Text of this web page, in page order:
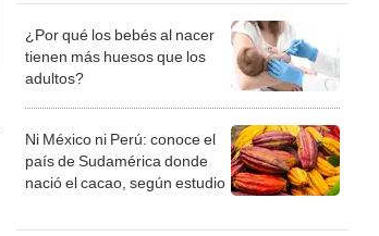
¿Por qué los bebés al nacer
tienen más huesos que los
adultos?
Ni México ni Perú: conoce el
país de Sudamérica donde
nació el cacao, según estudio